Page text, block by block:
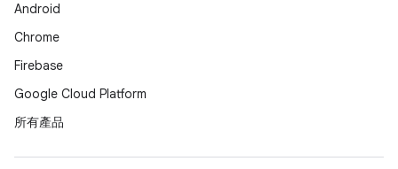
Android
Chrome
Firebase
Google Cloud Platform
所有產品